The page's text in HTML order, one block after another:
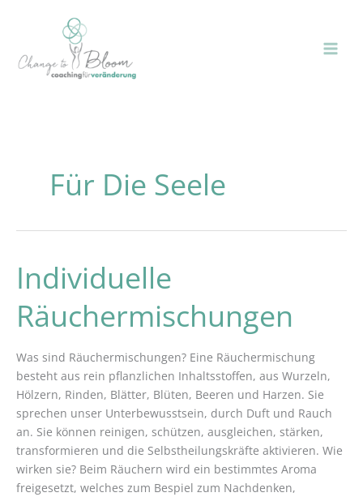
Für Die Seele
Individuelle
Räuchermischungen
Was sind Räuchermischungen? Eine Räuchermischung
besteht aus rein pflanzlichen Inhaltsstoffen, aus Wurzeln,
Hölzern, Rinden, Blätter, Blüten, Beeren und Harzen. Sie
sprechen unser Unterbewusstsein, durch Duft und Rauch
an. Sie können reinigen, schützen, ausgleichen, stärken,
transformieren und die Selbstheilungskräfte aktivieren. Wie
wirken sie? Beim Räuchern wird ein bestimmtes Aroma
freigesetzt, welches zum Bespiel zum Nachdenken,
Individuelle
Räuchermischungen